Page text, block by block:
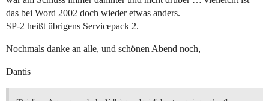
das bei Word 2002 doch wieder etwas anders.
SP-2 heißt übrigens Servicepack 2.
Nochmals danke an alle, und schönen Abend noch,
Dantis